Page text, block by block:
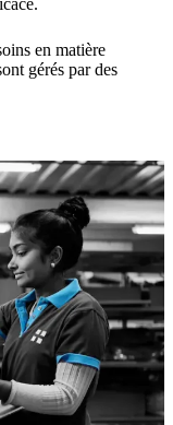
en matière
gérés par des